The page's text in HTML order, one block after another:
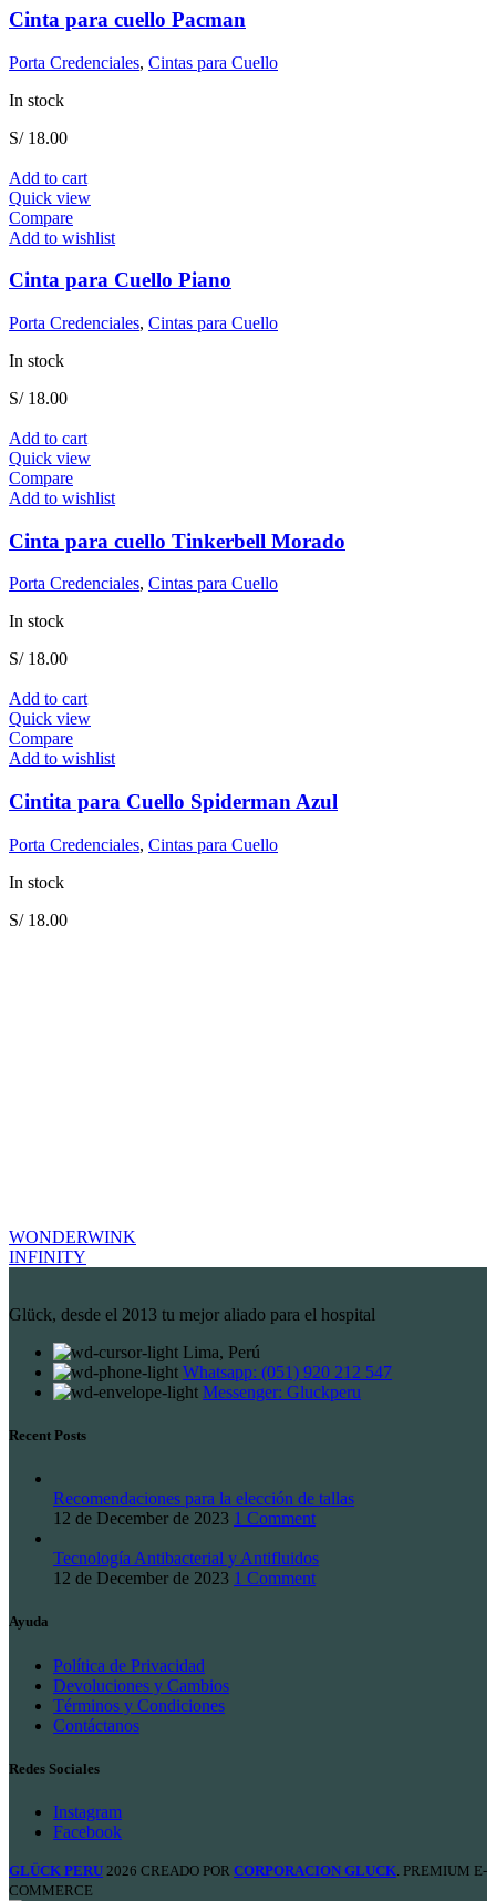
Cinta para cuello Pacman
Porta Credenciales, Cintas para Cuello
In stock
S/18.00
Add to cart
Quick view
Compare
Add to wishlist
Cinta para Cuello Piano
Porta Credenciales, Cintas para Cuello
In stock
S/18.00
Add to cart
Quick view
Compare
Add to wishlist
Cinta para cuello Tinkerbell Morado
Porta Credenciales, Cintas para Cuello
In stock
S/18.00
Add to cart
Quick view
Compare
Add to wishlist
Cintita para Cuello Spiderman Azul
Porta Credenciales, Cintas para Cuello
In stock
S/18.00
WONDERWINK
INFINITY
Glück, desde el 2013 tu mejor aliado para el hospital
Lima, Perú
Whatsapp: (051) 920 212 547
Messenger: Gluckperu
Recent Posts
Recomendaciones para la elección de tallas
12 de December de 2023 1 Comment
Tecnología Antibacterial y Antifluidos
12 de December de 2023 1 Comment
Ayuda
Política de Privacidad
Devoluciones y Cambios
Términos y Condiciones
Contáctanos
Redes Sociales
Instagram
Facebook
GLÜCK PERU 2026 CREADO POR CORPORACION GLUCK . PREMIUM E-
COMMERCE